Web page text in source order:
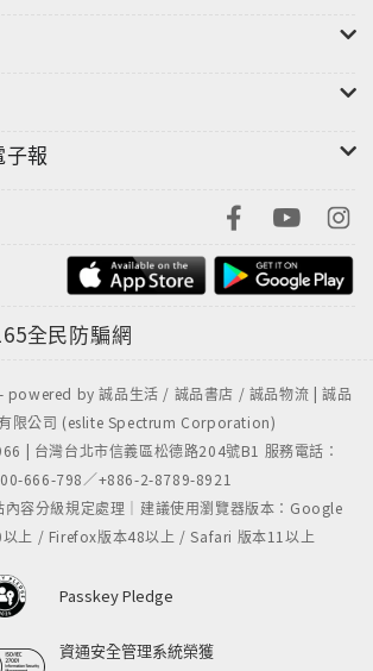
報
全民防騙網
powered by 誠品生活 / 誠品書店 / 誠品物流 | 誠品
限公司 (eslite Spectrum Corporation)
| 台灣台北市信義區松德路204號B1 服務電話：
666-798／+886-2-8789-8921
內容分級規定處理｜建議使用瀏覽器版本：Google
上 / Firefox版本48以上 / Safari 版本11以上
Passkey Pledge
資通安全管理系統榮獲